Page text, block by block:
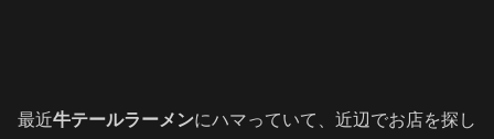
最近牛テールラーメンにハマっていて、近辺でお店を探し